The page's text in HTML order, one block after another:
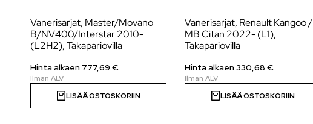
Vanerisarjat, Master/Movano
B/NV400/Interstar 2010-
(L2H2), Takapariovilla
Hinta alkaen 777,69 €
LISÄÄ OSTOSKORIIN
Vanerisarjat, Renault Kangoo /
MB Citan 2022- (L1),
Takapariovilla
Hinta alkaen330,68 €
LISÄÄ OSTOSKORIIN